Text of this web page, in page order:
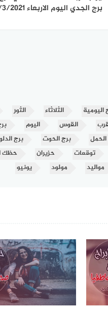
برج الجدي اليوم الاربعاء 3/3/2021
اليومية الثلاثاء الثور
القوس اليوم
برج الحوت
برج
توقعات حزيران
حظك
مواليد مولود يونيو